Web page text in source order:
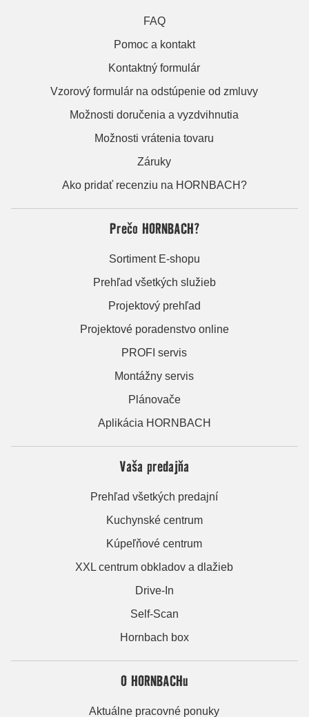
FAQ
Pomoc a kontakt
Kontaktný formulár
Vzorový formulár na odstúpenie od zmluvy
Možnosti doručenia a vyzdvihnutia
Možnosti vrátenia tovaru
Záruky
Ako pridať recenziu na HORNBACH?
Prečo HORNBACH?
Sortiment E-shopu
Prehľad všetkých služieb
Projektový prehľad
Projektové poradenstvo online
PROFI servis
Montážny servis
Plánovače
Aplikácia HORNBACH
Vaša predajňa
Prehľad všetkých predajní
Kuchynské centrum
Kúpeľňové centrum
XXL centrum obkladov a dlažieb
Drive-In
Self-Scan
Hornbach box
O HORNBACHu
Aktuálne pracovné ponuky